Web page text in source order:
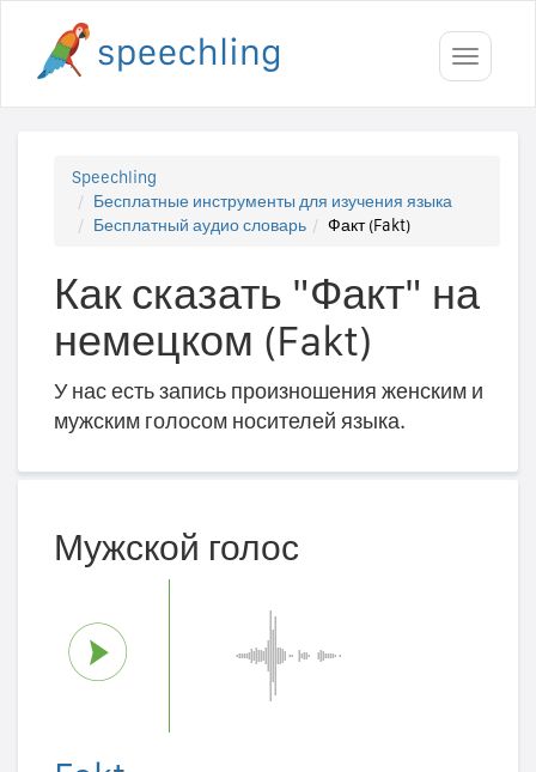
Toggle
Speechling
Бесплатные инструменты для изучения языка
Бесплатный аудио словарь
Факт (Fakt)
Как сказать "Факт" на
немецком (Fakt)
У нас есть запись произношения женским и
мужским голосом носителей языка.
Мужской голос